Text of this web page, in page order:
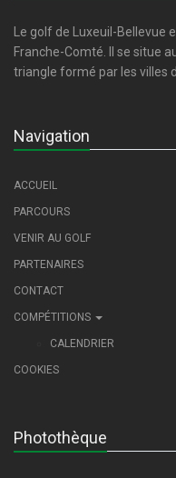
Le golf de Luxeuil-Bellevue
Franche-Comté. Il se situe
triangle formé par les villes
Navigation
ACCUEIL
PARCOURS
VENIR AU GOLF
PARTENAIRES
CONTACT
COMPÉTITIONS
CALENDRIER
COOKIES
Photothèque